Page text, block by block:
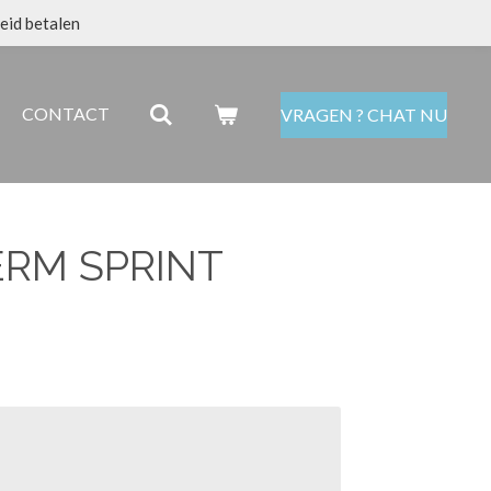
betalen
CONTACT VRAGEN ? CHAT NU
SPRINT